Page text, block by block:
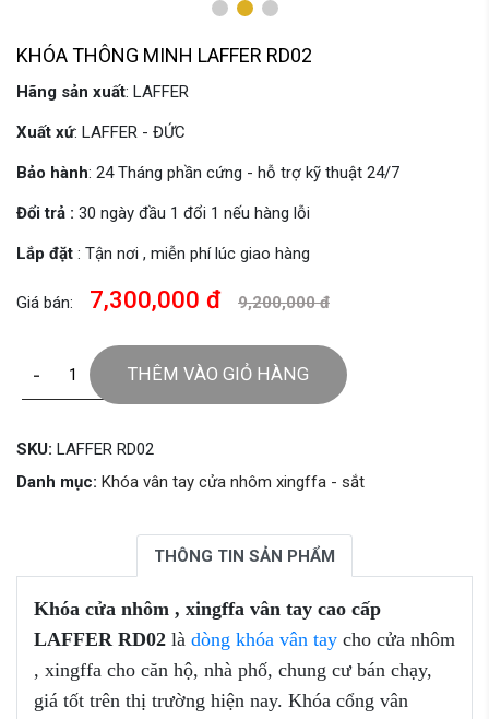
KHÓA THÔNG MINH LAFFER RD02
Hãng sản xuất: LAFFER
Xuất xứ: LAFFER - ĐỨC
Bảo hành: 24 Tháng phần cứng - hỗ trợ kỹ thuật 24/7
Đổi trả : 30 ngày đầu 1 đổi 1 nếu hàng lỗi
Lắp đặt : Tận nơi , miễn phí lúc giao hàng
Giá bán: 7,300,000 đ 9,200,000 đ
- THÊM VÀO GIỎ HÀNG
SKU: LAFFER RD02
Danh mục: Khóa vân tay cửa nhôm xingffa - sắt
THÔNG TIN SẢN PHẨM
Khóa cửa nhôm , xingffa vân tay cao cấp
LAFFER RD02 là dòng khóa vân tay cho cửa nhôm
, xingffa cho căn hộ, nhà phố, chung cư bán chạy,
giá tốt trên thị trường hiện nay. Khóa cổng vân